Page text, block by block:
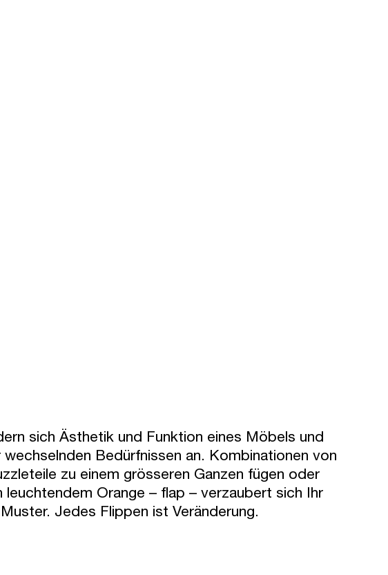
sich Ästhetik und Funktion eines Möbels und
Bedürfnissen an. Kombinationen von
zu einem grösseren Ganzen fügen oder
Orange – flap – verzaubert sich Ihr
Jedes Flippen ist Veränderung.